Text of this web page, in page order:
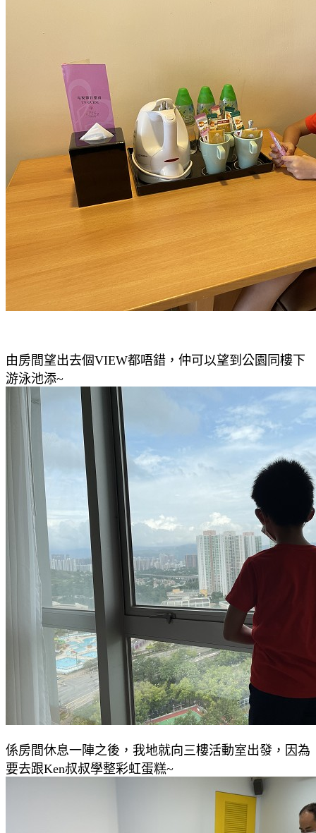
由房間望出去個VIEW都唔錯，仲可以望到公園同樓下
游泳池添~
係房間休息一陣之後，我地就向三樓活動室出發，因為
要去跟Ken叔叔學整彩虹蛋糕~